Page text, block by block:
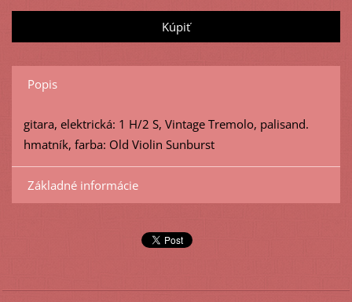
Popis
gitara, elektrická: 1 H/2 S, Vintage Tremolo, palisand.
hmatník, farba: Old Violin Sunburst
Základné informácie